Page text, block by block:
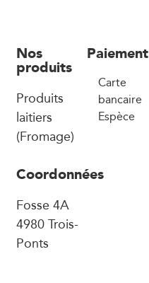
Nos
produits
Produits
laitiers
(Fromage)
Paiement
Carte
bancaire
Espèce
Coordonnées
Fosse 4A
4980 Trois-
Ponts